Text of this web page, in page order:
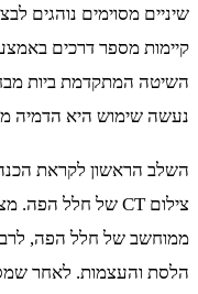
שיניים מסוימים נוהגים
קיימות מספר דרכים
השיטה המתקדמת ביות
נעשה שימוש היא הדמיה
השלב הראשון לקראת
ממוחשב של חלל הפה,
הלסת והעצמות. לאחר